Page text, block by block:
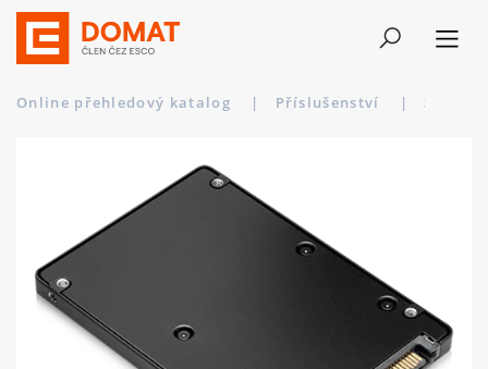
Online přehledový katalog | Příslušenství |